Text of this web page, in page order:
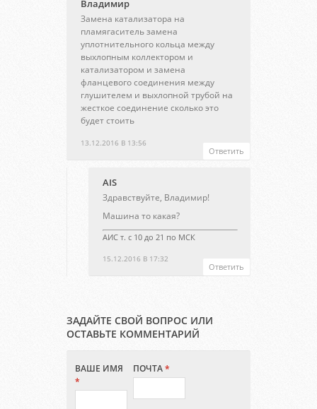
Владимир
13.12.2016 В 13:56
Замена катализатора на
пламягаситель замена
уплотнительного кольца между
выхлопным коллектором и
катализатором и замена
фланцевого соединения между
глушителем и выхлопной трубой на
жесткое соединение сколько это
будет стоить
Ответить
AIS
15.12.2016 В 17:32
Здравствуйте, Владимир!
Машина то какая?
АИС т. с 10 до 21 по МСК
Ответить
ЗАДАЙТЕ СВОЙ ВОПРОС ИЛИ
ОСТАВЬТЕ КОММЕНТАРИЙ
ВАШЕ ИМЯ
*
ПОЧТА*